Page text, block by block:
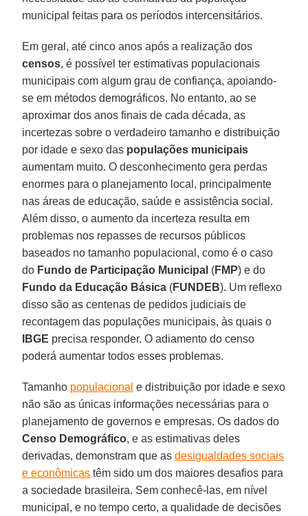
municipal feitas para os períodos intercensitários.
Em geral, até cinco anos após a realização dos
censos, é possível ter estimativas populacionais
municipais com algum grau de confiança, apoiando-
se em métodos demográficos. No entanto, ao se
aproximar dos anos finais de cada década, as
incertezas sobre o verdadeiro tamanho e distribuição
por idade e sexo das populações municipais
aumentam muito. O desconhecimento gera perdas
enormes para o planejamento local, principalmente
nas áreas de educação, saúde e assistência social.
Além disso, o aumento da incerteza resulta em
problemas nos repasses de recursos públicos
baseados no tamanho populacional, como é o caso
do Fundo de Participação Municipal (FMP) e do
Fundo da Educação Básica (FUNDEB). Um reflexo
disso são as centenas de pedidos judiciais de
recontagem das populações municipais, às quais o
IBGE precisa responder. O adiamento do censo
poderá aumentar todos esses problemas.
Tamanho populacional e distribuição por idade e sexo
não são as únicas informações necessárias para o
planejamento de governos e empresas. Os dados do
Censo Demográfico, e as estimativas deles
derivadas, demonstram que asdesigualdades sociais
e econômicas têm sido um dos maiores desafios para
a sociedade brasileira. Sem conhecê-las, em nível
municipal, e no tempo certo, a qualidade de decisões